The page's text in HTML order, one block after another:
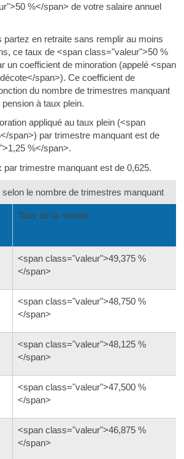
%</span> de votre salaire annuel
partez en retraite sans remplir au moins
ce taux de <span class="valeur">50 %
un coefficient de minoration (appelé <span
span>). Ce coefficient de
du nombre de trimestres manquant
à taux plein.
appliqué au taux plein (<span
span>) par trimestre manquant est de
%</span>.
par trimestre manquant est de 0,625.
selon le nombre de trimestres manquant
Taux de la retraite
<span class="valeur">49,375 %
</span>
<span class="valeur">48,750 %
</span>
<span class="valeur">48,125 %
</span>
<span class="valeur">47,500 %
</span>
<span class="valeur">46,875 %
</span>